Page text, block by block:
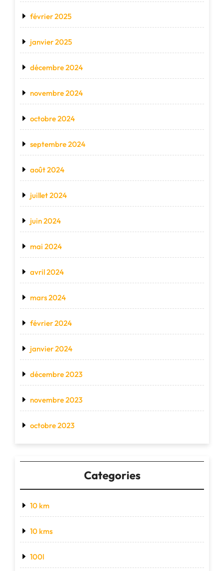
février 2025
janvier 2025
décembre 2024
novembre 2024
octobre 2024
septembre 2024
août 2024
juillet 2024
juin 2024
mai 2024
avril 2024
mars 2024
février 2024
janvier 2024
décembre 2023
novembre 2023
octobre 2023
Categories
10 km
10 kms
100l